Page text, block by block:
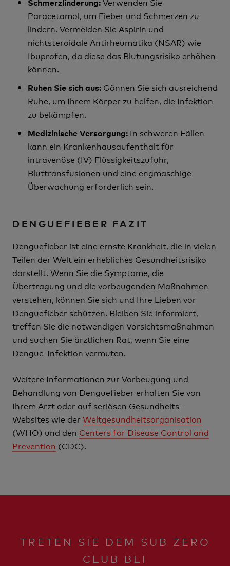
Paracetamol, um Fieber und Schmerzen zu
lindern. Vermeiden Sie Aspirin und
nichtsteroidale Antirheumatika (NSAR) wie
Ibuprofen, da diese das Blutungsrisiko erhöhen
können.
Ruhen Sie sich aus: Gönnen Sie sich ausreichend
Ruhe, um Ihrem Körper zu helfen, die Infektion
zu bekämpfen.
Medizinische Versorgung: In schweren Fällen
kann ein Krankenhausaufenthalt für
intravenöse (IV) Flüssigkeitszufuhr,
Bluttransfusionen und eine engmaschige
Überwachung erforderlich sein.
DENGUEFIEBER FAZIT
Denguefieber ist eine ernste Krankheit, die in vielen
Teilen der Welt ein erhebliches Gesundheitsrisiko
darstellt. Wenn Sie die Symptome, die
Übertragung und die vorbeugenden Maßnahmen
verstehen, können Sie sich und Ihre Lieben vor
Denguefieber schützen. Bleiben Sie informiert,
treffen Sie die notwendigen Vorsichtsmaßnahmen
und suchen Sie ärztlichen Rat, wenn Sie eine
Dengue-Infektion vermuten.
Weitere Informationen zur Vorbeugung und
Behandlung von Denguefieber erhalten Sie von
Ihrem Arzt oder auf seriösen Gesundheits-
Websites wie der Weltgesundheitsorganisation
(WHO) und den Centers for Disease Control and
Prevention (CDC).
TRETEN SIE DEM SUB ZERO
CLUB BEI